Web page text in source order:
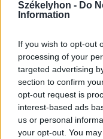
Székelyhon - Do
Information
If you wish to opt-out
processing of your
targeted advertising
section to confirm
opt-out request is
interest-based ads
us or personal
your opt-out. You
A mottó
„Nyolcszáz
ferences
hogy Assisi
választunk